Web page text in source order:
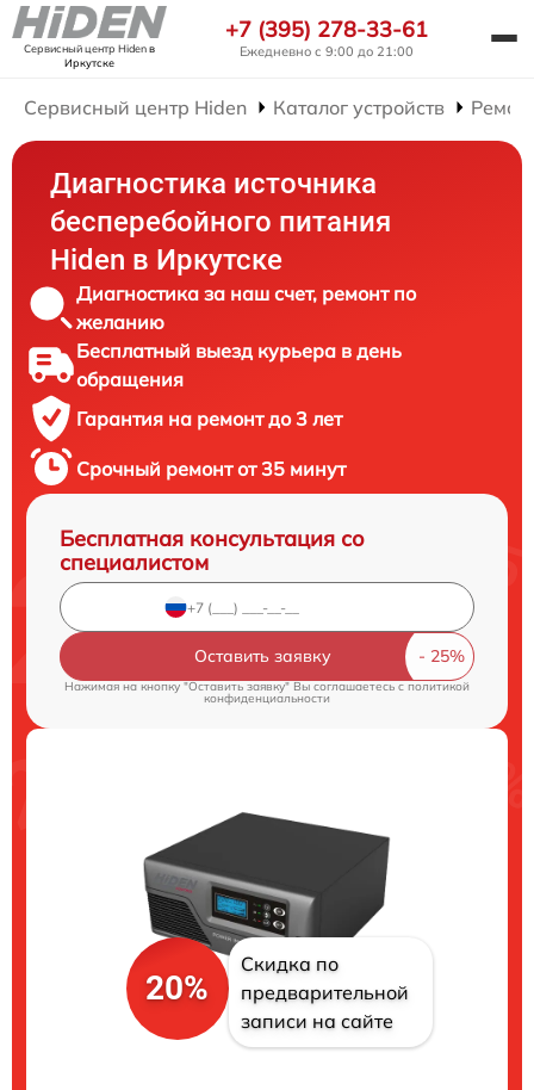
Сервисный центр Hidenв
Иркутске
+7 (395) 278-33-61
Ежедневно с 9:00 до 21:00
Сервисный центр Hiden Каталог устройств
Диагностика источника
бесперебойного питания
Hiden в Иркутске
Диагностика за наш счет, ремонт по
желанию
Бесплатный выезд курьера в день
обращения
Гарантия на ремонт до 3 лет
Срочный ремонт от 35 минут
Бесплатная консультация со
специалистом
Оставить заявку
Нажимая на кнопку "Оставить заявку" Вы соглашаетесь c политикой
конфиденциальности
20%
Скидка по
предварительной
записи на сайте